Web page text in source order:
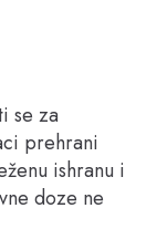
se za
prehrani
ishranu i
doze ne